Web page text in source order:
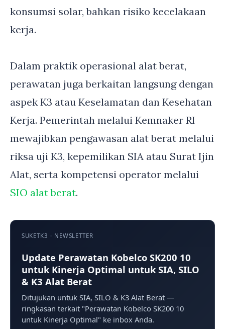
konsumsi solar, bahkan risiko kecelakaan
kerja.
Dalam praktik operasional alat berat,
perawatan juga berkaitan langsung dengan
aspek K3 atau Keselamatan dan Kesehatan
Kerja. Pemerintah melalui Kemnaker RI
mewajibkan pengawasan alat berat melalui
riksa uji K3, kepemilikan SIA atau Surat Ijin
Alat, serta kompetensi operator melalui
SIO alat berat.
SUKETK3 · NEWSLETTER
Update Perawatan Kobelco SK200 10
untuk Kinerja Optimal untuk SIA, SILO
& K3 Alat Berat
Ditujukan untuk SIA, SILO & K3 Alat Berat —
ringkasan terkait "Perawatan Kobelco SK200 10
untuk Kinerja Optimal" ke inbox Anda.